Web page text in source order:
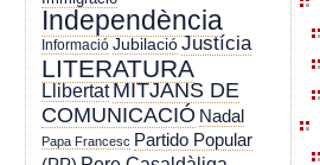
Independència
Informació JubilacióJustícia
LITERATURA
LlibertatMITJANS DE
COMUNICACIÓ Nadal
Papa Francesc Partido Popular